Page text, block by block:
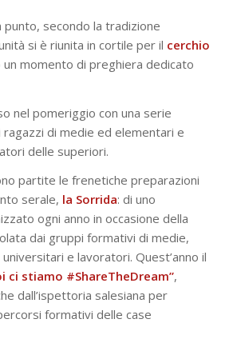
punto, secondo la tradizione
si è riunita in cortile per il cerchio
un momento di preghiera dedicato
nel pomeriggio con una serie
ragazzi di medie ed elementari e
delle superiori.
partite le frenetiche preparazioni
serale, la Sorrida: di uno
ogni anno in occasione della
dai gruppi formativi di medie,
e lavoratori. Quest’anno il
ci stiamo #ShareTheDream”,
dall’ispettoria salesiana per
formativi delle case